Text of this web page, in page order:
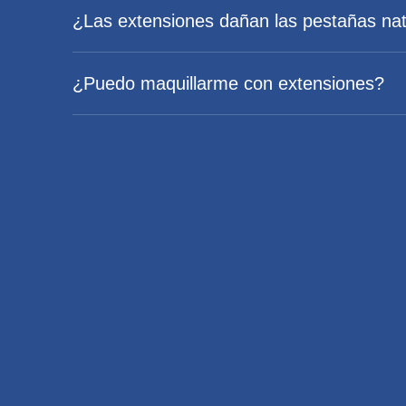
¿Las extensiones dañan las pestañas
¿Puedo maquillarme con extensiones?